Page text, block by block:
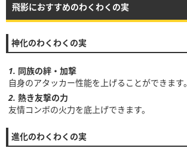
飛影におすすめのわくわくの実
神化のわくわくの実
同族の絆・加撃
自身のアタッカー性能を上げることができます。
熱き友撃の力
友情コンボの火力を底上げできます。
進化のわくわくの実